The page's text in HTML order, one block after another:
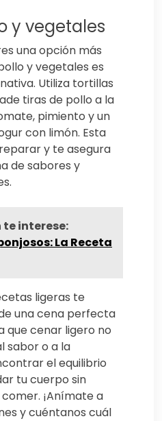
y vegetales
una opción más
y vegetales es
Utiliza tortillas
tiras de pollo a la
pimiento y un
con limón. Esta
y te asegura
de sabores y
interese:
La Receta
ligeras te
una cena perfecta
que cenar ligero no
sabor o a la
el equilibrio
tu cuerpo sin
¡Anímate a
y cuéntanos cuál